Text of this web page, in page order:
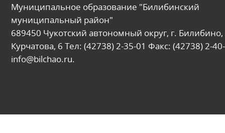
Муниципальное образование "Билибинский
муниципальный район"
689450 Чукотский автономный округ, г. Билибино,
Курчатова, 6 Тел: (42738) 2-35-01 Факс: (42738) 2-
info@bilchao.ru.